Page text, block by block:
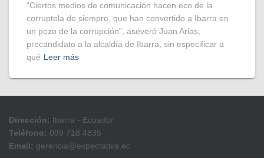
“Ciertos medios de comunicación hacen eco de la
corruptela de siempre, que han convertido a Ibarra en
un pozo de la corrupción”, aseveró Juan Arias,
precandidato a la alcaldía de Ibarra, sin especificar a
qué Leer más
Dirección: Ibarra - Ecuador
Teléfono: 099 718 4835
Email: gerencia@expectativa.ec